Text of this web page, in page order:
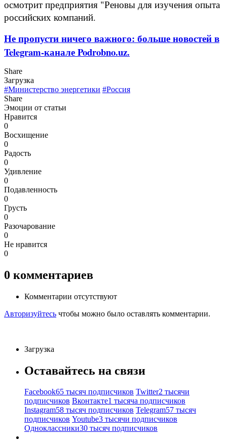
осмотрит предприятия "Реновы для изучения опыта
российских компаний.
Не пропусти ничего важного: больше новостей в
Telegram-канале Podrobno.uz.
Share
Загрузка
#Министерство энергетики #Россия
Share
Эмоции от статьи
Нравится
0
Восхищение
0
Радость
0
Удивление
0
Подавленность
0
Грусть
0
Разочарование
0
Не нравится
0
0 комментариев
Комментарии отсутствуют
Авторизуйтесь чтобы можно было оставлять комментарии.
Загрузка
Оставайтесь на связи
Facebook65 тысяч подписчиков Twitter2 тысячи
подписчиков Вконтакте1 тысяча подписчиков
Instagram58 тысяч подписчиков Telegram57 тысяч
подписчиков Youtube3 тысячи подписчиков
Одноклассники30 тысяч подписчиков